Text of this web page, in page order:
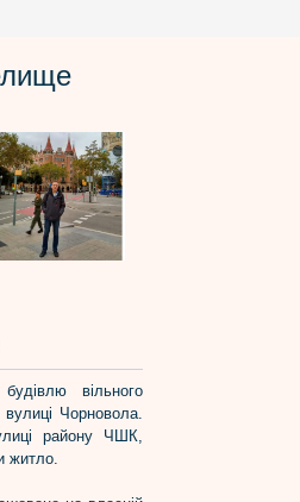
вільного
Чорновола.
району ЧШК,
житло.